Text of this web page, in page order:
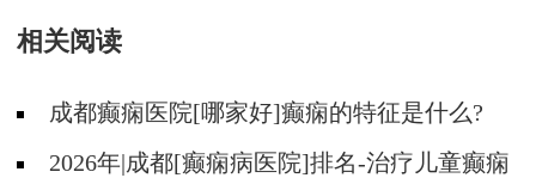
相关阅读
成都癫痫医院[哪家好]癫痫的特征是什么?
2026年|成都[癫痫病医院]排名-治疗儿童癫痫